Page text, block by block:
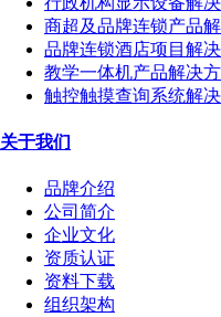
商超及品牌连锁产品
品牌连锁酒店项目解
教学一体机产品解决
触控触摸查询系统解
关于我们
品牌介绍
公司简介
企业文化
资质认证
资料下载
组织架构